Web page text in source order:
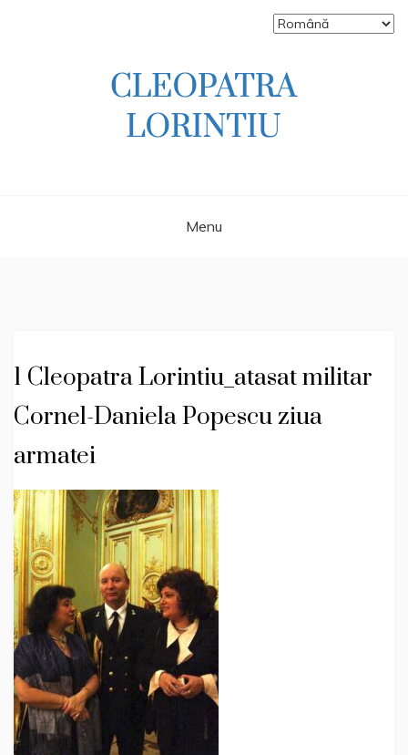
Menu
1 Cleopatra Lorintiu_atasat militar
Cornel-Daniela Popescu ziua
armatei